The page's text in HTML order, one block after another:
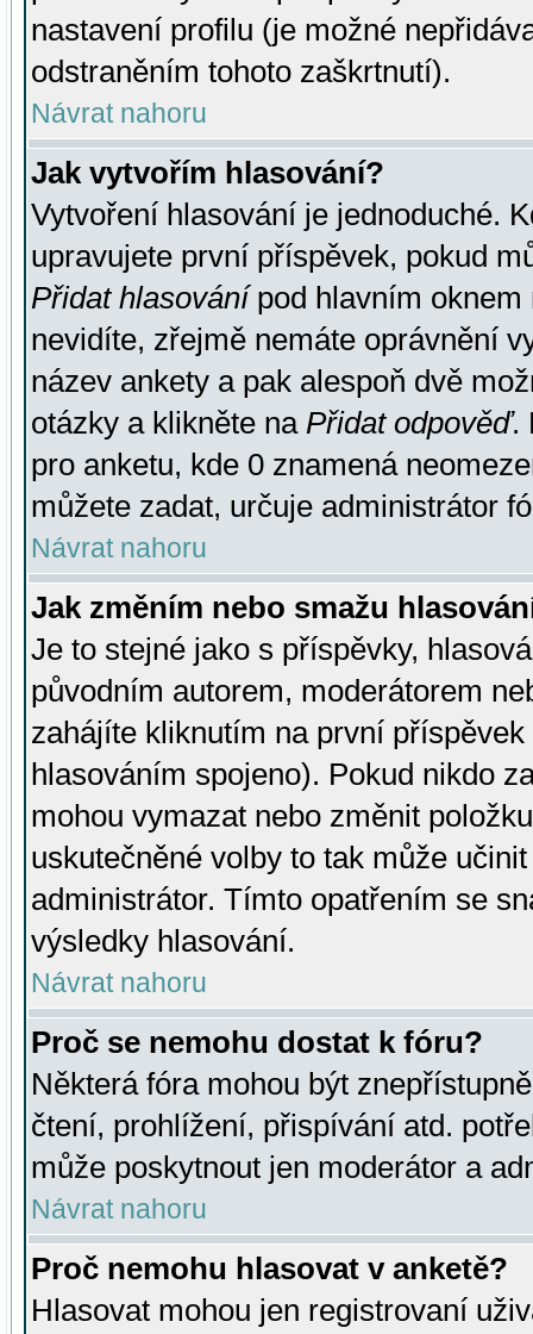
nastavení profilu (je možné
odstraněním tohoto zaškrtnutí).
Návrat nahoru
Jak vytvořím hlasování?
Vytvoření hlasování je jednoduché.
upravujete první příspěvek, pokud
Přidat hlasovánípod hlavním oknem
nevidíte, zřejmě nemáte oprávnění
název ankety a pak alespoň dvě
otázky a klikněte na Přidat odpověď.
pro anketu, kde 0 znamená
můžete zadat, určuje administrátor
Návrat nahoru
Jak změním nebo smažu
Je to stejné jako s příspěvky,
původním autorem, moderátorem
zahájíte kliknutím na první
hlasováním spojeno). Pokud nikdo
mohou vymazat nebo změnit
uskutečněné volby to tak může
administrátor. Tímto opatřením se
výsledky hlasování.
Návrat nahoru
Proč se nemohu dostat k fóru?
Některá fóra mohou být
čtení, prohlížení, přispívání atd.
může poskytnout jen moderátor a
Návrat nahoru
Proč nemohu hlasovat v anketě?
Hlasovat mohou jen registrovaní